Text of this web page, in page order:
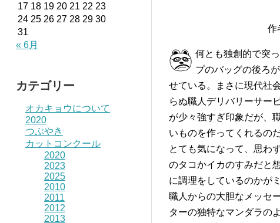
17 18 19 20 21 22 23
24 25 26 27 28 29 30
31
« 6月
カテゴリー
オカキョウについて
2020
つぶやき
カットコンクール
2020
2023
2025
2010
2011
2012
2013
作
何とも独創的で突
プのバッグの後ろ
せている。まさに現代社
らぬ職人デリバリーサー
が少々強すぎ印象だが、
いものを作ってくれるの
とても気になって、思わ
のタコかイカのすみだと
に調理をしているのかが
職人からの大胆なメッセ
ターの独特なマンダラの